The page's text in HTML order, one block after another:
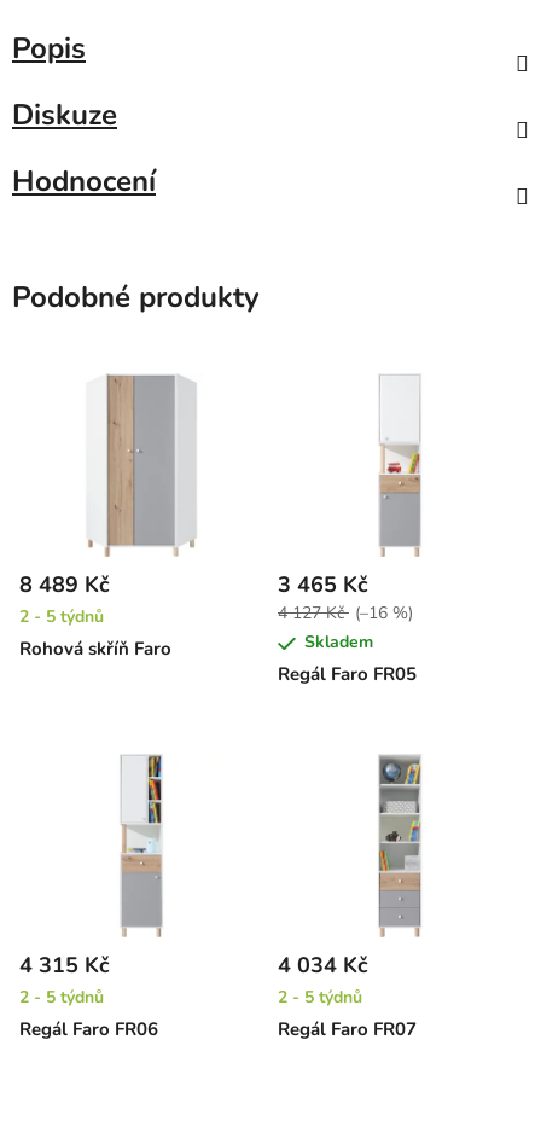
Popis
Diskuze
Hodnocení
Podobné produkty
Rohová skříň Faro
8 489 Kč
2 - 5 týdnů
Regál Faro FR05
3 465 Kč
4 127 Kč (–16 %)
Skladem
Regál Faro FR06
4 315 Kč
2 - 5 týdnů
Regál Faro FR07
4 034 Kč
2 - 5 týdnů